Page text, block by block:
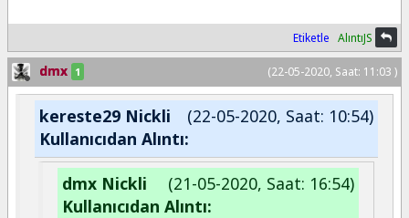
Etiketle AlıntıJS
(22-05-2020, Saat: 11:03 )
dmx 1
(22-05-2020, Saat: 10:54)
kereste29 Nickli
Kullanıcıdan Alıntı:
(21-05-2020, Saat: 16:54)
dmx Nickli
Kullanıcıdan Alıntı: